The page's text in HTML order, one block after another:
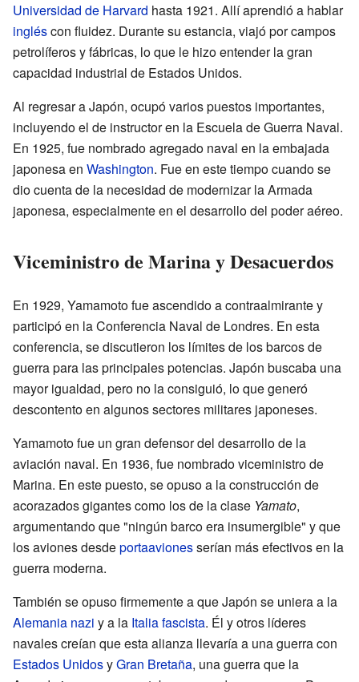
Universidad de Harvard hasta 1921. Allí aprendió a hablar
ingléscon fluidez. Durante su estancia, viajó por campos
petrolíferos y fábricas, lo que le hizo entender la gran
capacidad industrial de Estados Unidos.
Al regresar a Japón, ocupó varios puestos importantes,
incluyendo el de instructor en la Escuela de Guerra Naval.
En 1925, fue nombrado agregado naval en la embajada
japonesa en Washington. Fue en este tiempo cuando se
dio cuenta de la necesidad de modernizar la Armada
japonesa, especialmente en el desarrollo del poder aéreo.
Viceministro de Marina y Desacuerdos
En 1929, Yamamoto fue ascendido a contraalmirante y
participó en la Conferencia Naval de Londres. En esta
conferencia, se discutieron los límites de los barcos de
guerra para las principales potencias. Japón buscaba una
mayor igualdad, pero no la consiguió, lo que generó
descontento en algunos sectores militares japoneses.
Yamamoto fue un gran defensor del desarrollo de la
aviación naval. En 1936, fue nombrado viceministro de
Marina. En este puesto, se opuso a la construcción de
acorazados gigantes como los de la clase Yamato,
argumentando que "ningún barco era insumergible" y que
los aviones desdeportaavionesserían más efectivos en la
guerra moderna.
También se opuso firmemente a que Japón se uniera a la
Alemania nazi y a la Italia fascista. Él y otros líderes
navales creían que esta alianza llevaría a una guerra con
Estados UnidosyGran Bretaña, una guerra que la